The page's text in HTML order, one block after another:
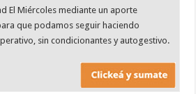
El Miércoles mediante un aporte
que podamos seguir haciendo
sin condicionantes y autogestivo.